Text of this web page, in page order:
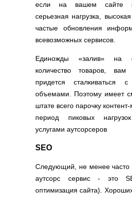
если на вашем сайте
серьезная нагрузка,
частые обновления
всевозможных сервисов.
Единожды «залив» на
количество товаров,
придется сталкиваться
объемами. Поэтому имеет
штате всего парочку
период пиковых
услугами аутсорсеров
SEO
Следующий, не менее
аутсорс сервис - это
оптимизация сайта).